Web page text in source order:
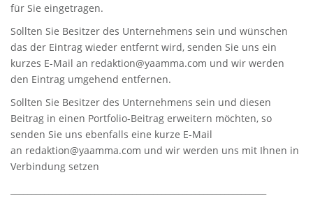
für Sie eingetragen.
Sollten Sie Besitzer des Unternehmens sein und wünschen
das der Eintrag wieder entfernt wird, senden Sie uns ein
kurzes E-Mail an redaktion@yaamma.com und wir werden
den Eintrag umgehend entfernen.
Sollten Sie Besitzer des Unternehmens sein und diesen
Beitrag in einen Portfolio-Beitrag erweitern möchten, so
senden Sie uns ebenfalls eine kurze E-Mail
an redaktion@yaamma.com und wir werden uns mit Ihnen in
Verbindung setzen